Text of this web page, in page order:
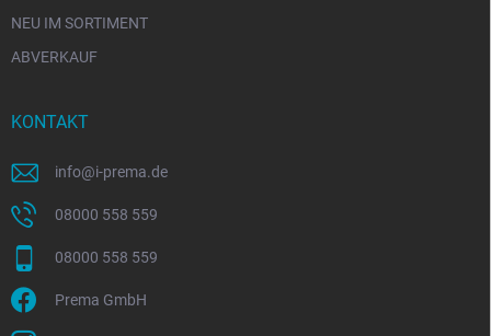
NEU IM SORTIMENT
ABVERKAUF
KONTAKT
info@i-prema.de
08000 558 559
08000 558 559
Prema GmbH